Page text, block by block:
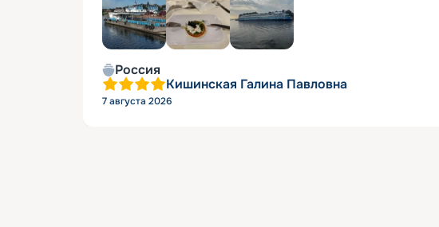
Россия
Кишинская Галина Павловна
7 августа 2026